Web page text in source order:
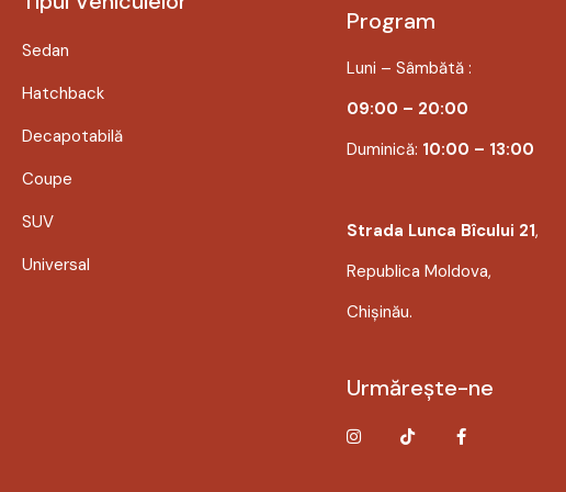
Sedan
Hatchback
Decapotabilă
Coupe
SUV
Universal
Program
Luni – Sâmbătă :
09:00 – 20:00
Duminică: 10:00 – 13:00
Strada Lunca Bîcului 21,
Republica Moldova,
Chișinău.
Urmărește-ne